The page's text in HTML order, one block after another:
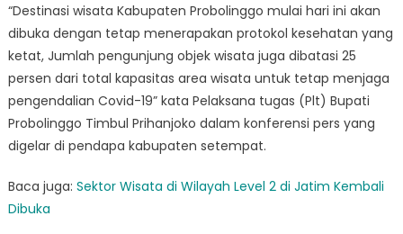
“Destinasi wisata Kabupaten Probolinggo mulai hari ini akan
dibuka dengan tetap menerapakan protokol kesehatan yang
ketat, Jumlah pengunjung objek wisata juga dibatasi 25
persen dari total kapasitas area wisata untuk tetap menjaga
pengendalian Covid-19” kata Pelaksana tugas (Plt) Bupati
Probolinggo Timbul Prihanjoko dalam konferensi pers yang
digelar di pendapa kabupaten setempat.
Baca juga: Sektor Wisata di Wilayah Level 2 di Jatim Kembali
Dibuka